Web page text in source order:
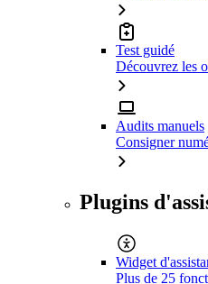
Test guidé
Découvrez les
Audits manuels
Consigner
Plugins
Widget
Plus de 25